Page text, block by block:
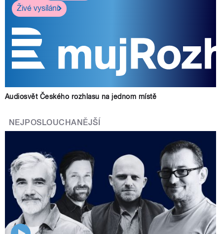
Živé vysílání
Audiosvět Českého rozhlasu na jednom místě
NEJPOSLOUCHANĚJŠÍ